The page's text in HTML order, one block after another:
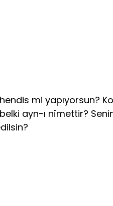
mi yapıyorsun?
ayn-ı nîmettir?